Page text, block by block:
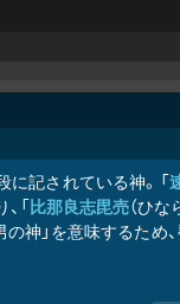
に記されている神。「
「比那良志毘売（ひな
神」を意味するた